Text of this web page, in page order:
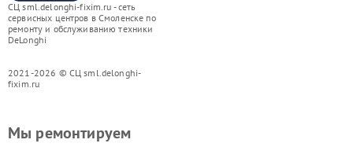
СЦ sml.delonghi-fixim.ru - сеть
сервисных центров в Смоленске по
ремонту и обслуживанию техники
DeLonghi
2021-2026 © СЦ sml.delonghi-
fixim.ru
Мы ремонтируем